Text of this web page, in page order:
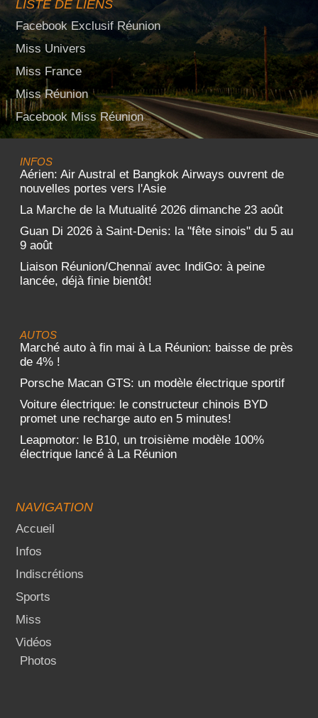
LISTE DE LIENS
Facebook Exclusif Réunion
Miss Univers
Miss France
Miss Réunion
Facebook Miss Réunion
INFOS
Aérien: Air Austral et Bangkok Airways ouvrent de
nouvelles portes vers l'Asie
La Marche de la Mutualité 2026 dimanche 23 août
Guan Di 2026 à Saint-Denis: la "fête sinois" du 5 au
9 août
Liaison Réunion/Chennaï avec IndiGo: à peine
lancée, déjà finie bientôt!
AUTOS
Marché auto à fin mai à La Réunion: baisse de près
de 4% !
Porsche Macan GTS: un modèle électrique sportif
Voiture électrique: le constructeur chinois BYD
promet une recharge auto en 5 minutes!
Leapmotor: le B10, un troisième modèle 100%
électrique lancé à La Réunion
NAVIGATION
Accueil
Infos
Indiscrétions
Sports
Miss
Vidéos
Photos